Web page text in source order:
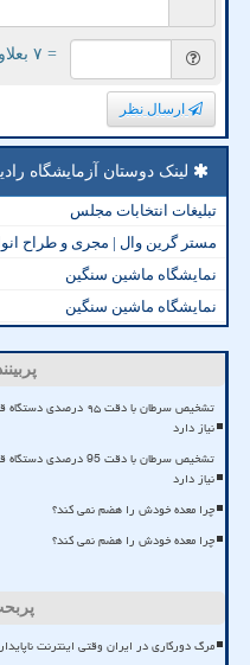
= ۷ بعلاوه ۱
ارسال نظر
لینک دوستان آزمایشگاه
تبلیغات انتخابات مجلس
مستر گرین وال | مجری و طراح
نمایشگاه ماشین سنگین
نمایشگاه ماشین سنگین
تشخیص سرطان با دقت
نیاز دارد
تشخیص سرطان با دقت
نیاز دارد
چرا معده خودش را هضم نمی کند؟
چرا معده خودش را هضم نمی کند؟
مرگ دورکاری در ایران وقتی اینترنت